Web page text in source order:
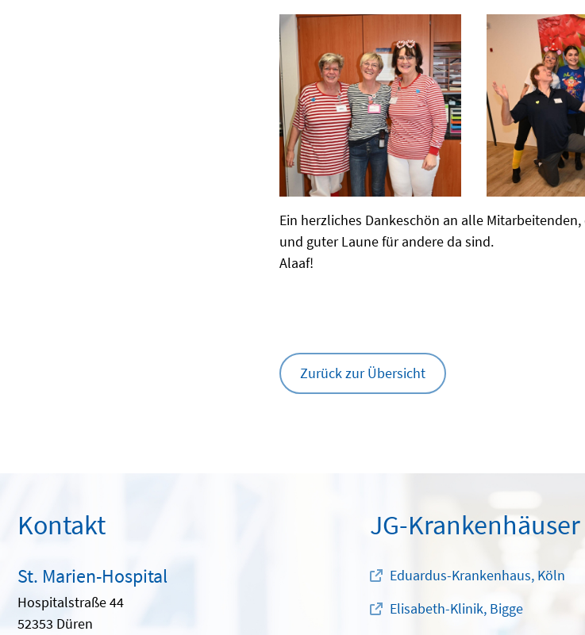
Ein herzliches Dankeschön an alle
und guter Laune für andere da sind.
Alaaf!
Zurück zur Übersicht
Kontakt
St. Marien-Hospital
Hospitalstraße 44
52353 Düren
JG-Krankenhäuser
Eduardus-Krankenhaus, Köln
Elisabeth-Klinik, Bigge